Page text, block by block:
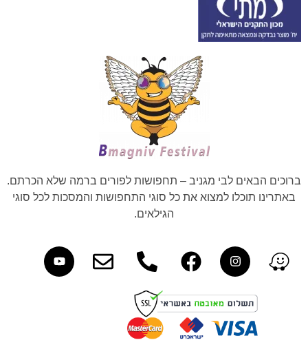
ברוכים הבאים לבי מגניב – תחפושות לפורים ברמה שלא הכרתם.
באתרינו תוכלו למצוא את כל סוגי התחפושות והמסכות לכל סוגי
הגילאים.